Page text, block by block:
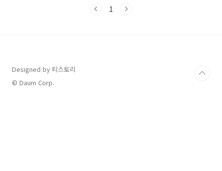
는 주요 영향을 다섯 가지로 나눠 알아보겠습니
는 건 쉽지 않습니다.이 글에서는 생후 6~12개월
시작 발달 특징아기는 혼자 앉기 시작하고, 손으
로 물건을 잡거나 탐색하려는 욕구가 강해집니
1
Designed by 티스토리
© Daum Corp.